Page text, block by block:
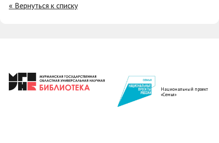
« Вернуться к списку
Национальный проект
«Семья»